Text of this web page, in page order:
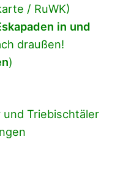
/ RuWK)
in und
draußen!
)
und Triebischtäler